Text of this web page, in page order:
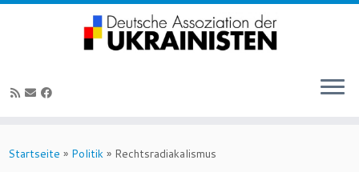
Inhalt
Startseite » Politik » Rechtsradiakalismus